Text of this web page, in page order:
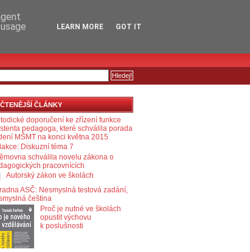
ČLÁNKY
doporučení ke zřízení funkce
pedagoga, které schválila porada
MŠMT na konci května 2015
Diskuzní téma 7
schválila novelu zákona o
pracovnících
Autorský zákon ve školách
ASČ: Nesmyslná testová zadání,
čeština
Proč je nutné ve školách
opustit výchovu
k poslušnosti
LEARN MORE GOT IT